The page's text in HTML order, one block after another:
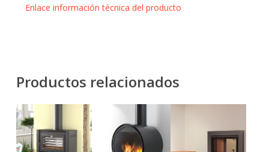
Enlace información técnica del producto
Productos relacionados